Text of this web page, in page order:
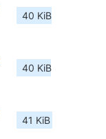
40 KiB
40 KiB
41 KiB